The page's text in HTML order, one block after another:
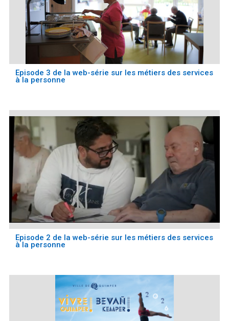
Episode 3 de la web-série sur les métiers des services
à la personne
Episode 2 de la web-série sur les métiers des services
à la personne